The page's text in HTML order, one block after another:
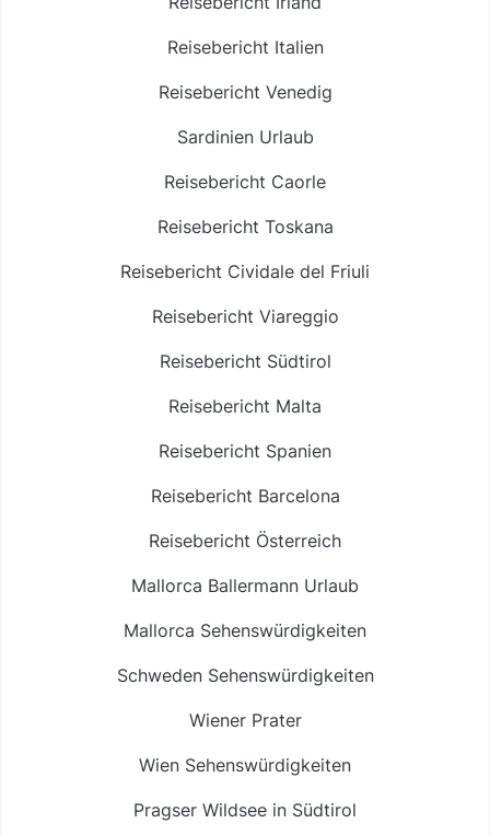
Reisebericht Italien
Reisebericht Venedig
Sardinien Urlaub
Reisebericht Caorle
Reisebericht Toskana
Reisebericht Cividale del Friuli
Reisebericht Viareggio
Reisebericht Südtirol
Reisebericht Malta
Reisebericht Spanien
Reisebericht Barcelona
Reisebericht Österreich
Mallorca Ballermann Urlaub
Mallorca Sehenswürdigkeiten
Schweden Sehenswürdigkeiten
Wiener Prater
Wien Sehenswürdigkeiten
Pragser Wildsee in Südtirol